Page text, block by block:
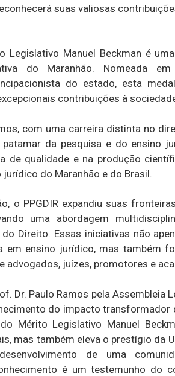
suas valiosas
Legislativo Manuel Beckman é
do Maranhão. Nomeada
do estado, esta
contribuições à
com uma carreira distinta no
patamar da pesquisa e do ensino
de qualidade e na produção
do Maranhão e do Brasil.
o PPGDIR expandiu suas
uma abordagem
Direito. Essas iniciativas não
em ensino jurídico, mas também
advogados, juízes, promotores e
Dr. Paulo Ramos pela Assembleia
do impacto transformador
Mérito Legislativo Manuel
mas também eleva o prestígio da
de uma
é um testemunho do